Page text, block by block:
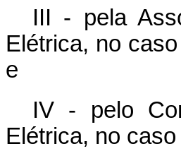
III - pela
Elétrica, no
e
IV - pelo
Elétrica, no